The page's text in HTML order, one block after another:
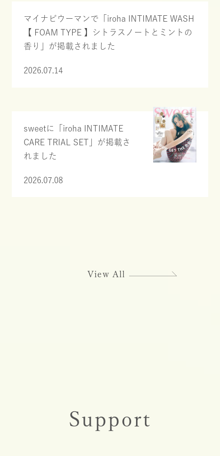
2026.07.14
マイナビウーマンで「iroha INTIMATE WASH
【 FOAM TYPE 】シトラスノートとミントの
香り」が掲載されました
2026.07.08
sweetに「iroha INTIMATE
CARE TRIAL SET」が掲載さ
れました
View All
Support